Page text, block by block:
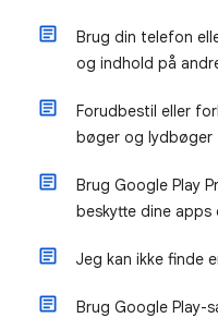
Brug din telefon
og indhold på
Forudbestil eller
bøger og lydbøger
Brug Google Play
beskytte dine apps
Jeg kan ikke finde
Brug Google Play-